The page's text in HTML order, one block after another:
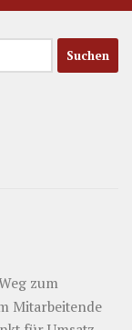
zum
Mitarbeitende